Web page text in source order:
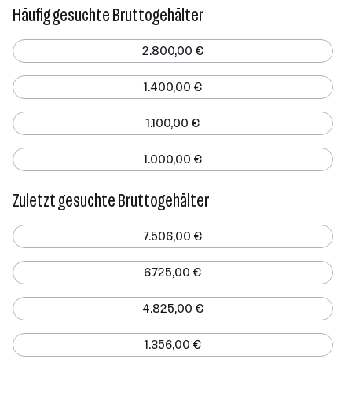
Häufig gesuchte Bruttogehälter
2.800,00 €
1.400,00 €
1.100,00 €
1.000,00 €
Zuletzt gesuchte Bruttogehälter
7.506,00 €
6.725,00 €
4.825,00 €
1.356,00 €